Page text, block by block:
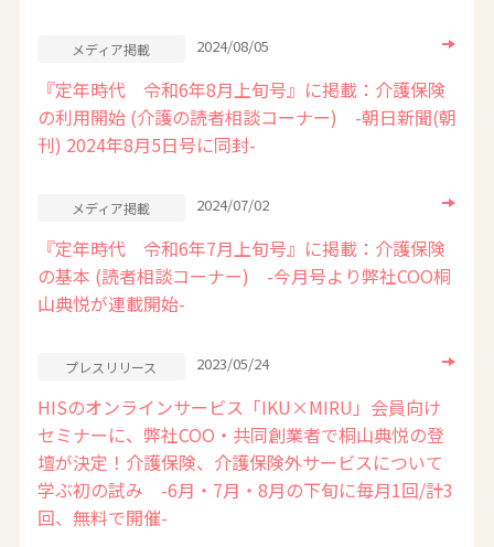
メディア掲載 2024/08/05
『定年時代 令和6年8月上旬号』に掲載：介護保険
の利用開始 (介護の読者相談コーナー) -朝日新聞(朝
刊) 2024年8月5日号に同封-
メディア掲載 2024/07/02
『定年時代 令和6年7月上旬号』に掲載：介護保険
の基本 (読者相談コーナー) -今月号より弊社COO桐
山典悦が連載開始-
プレスリリース 2023/05/24
HISのオンラインサービス「IKU×MIRU」会員向け
セミナーに、弊社COO・共同創業者で桐山典悦の登
壇が決定！介護保険、介護保険外サービスについて
学ぶ初の試み -6月・7月・8月の下旬に毎月1回/計3
回、無料で開催-